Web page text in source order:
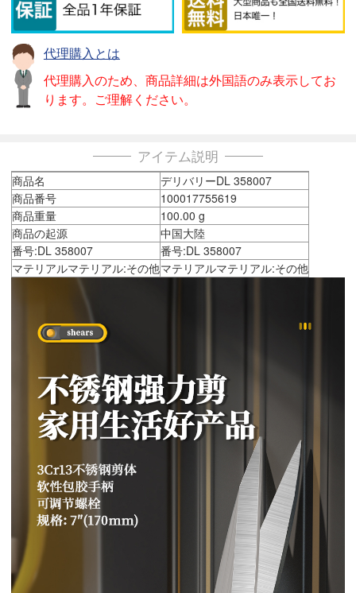
代理購入とは
代理購入のため、商品詳細は外国語のみ表示してお
ります。ご理解ください。
アイテム説明
商品名
デリバリーDL 358007
商品番号
100017755619
商品重量
100.00 g
商品の起源
中国大陸
番号:DL 358007
番号:DL 358007
マテリアルマテリアル:その他マテリアルマテリアル:その他